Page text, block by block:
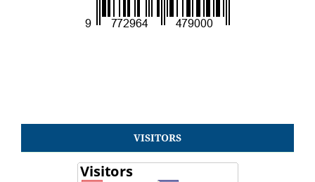
VISITORS